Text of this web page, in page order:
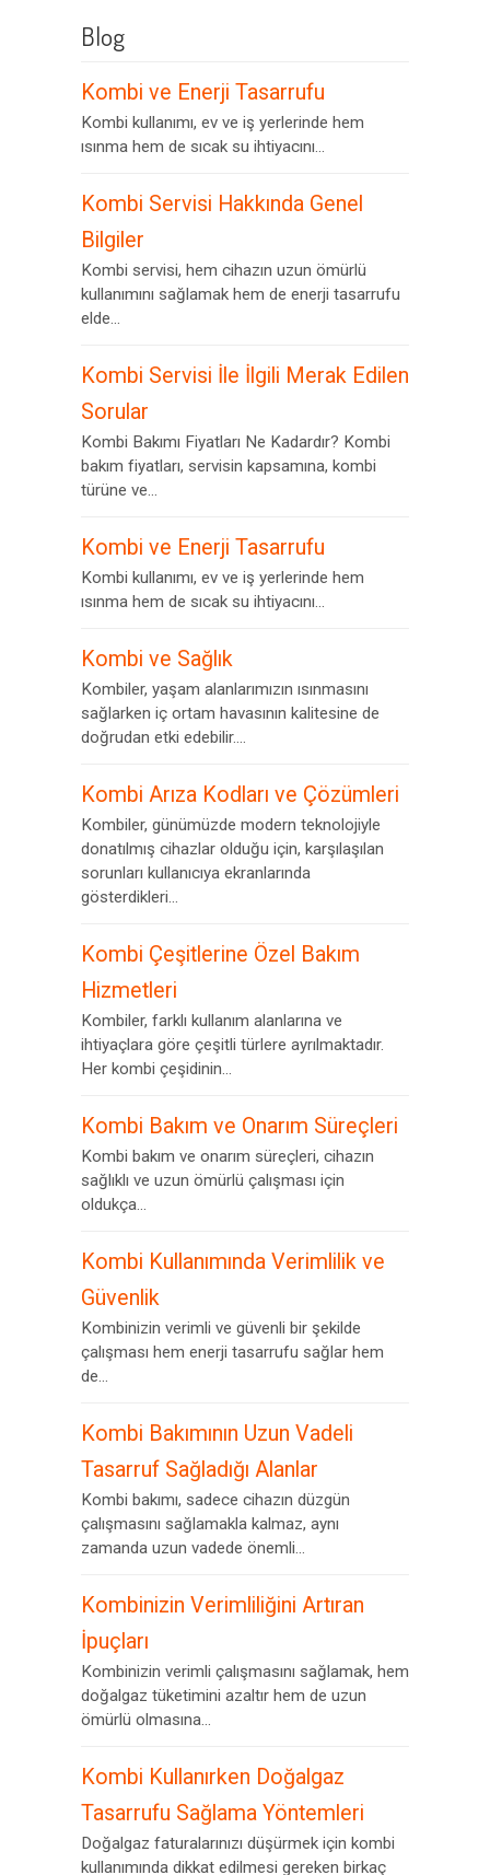
Blog
Kombi ve Enerji Tasarrufu
Kombi kullanımı, ev ve iş yerlerinde hem
ısınma hem de sıcak su ihtiyacını...
Kombi Servisi Hakkında Genel
Bilgiler
Kombi servisi, hem cihazın uzun ömürlü
kullanımını sağlamak hem de enerji tasarrufu
elde...
Kombi Servisi İle İlgili Merak Edilen
Sorular
Kombi Bakımı Fiyatları Ne Kadardır? Kombi
bakım fiyatları, servisin kapsamına, kombi
türüne ve...
Kombi ve Enerji Tasarrufu
Kombi kullanımı, ev ve iş yerlerinde hem
ısınma hem de sıcak su ihtiyacını...
Kombi ve Sağlık
Kombiler, yaşam alanlarımızın ısınmasını
sağlarken iç ortam havasının kalitesine de
doğrudan etki edebilir....
Kombi Arıza Kodları ve Çözümleri
Kombiler, günümüzde modern teknolojiyle
donatılmış cihazlar olduğu için, karşılaşılan
sorunları kullanıcıya ekranlarında
gösterdikleri...
Kombi Çeşitlerine Özel Bakım
Hizmetleri
Kombiler, farklı kullanım alanlarına ve
ihtiyaçlara göre çeşitli türlere ayrılmaktadır.
Her kombi çeşidinin...
Kombi Bakım ve Onarım Süreçleri
Kombi bakım ve onarım süreçleri, cihazın
sağlıklı ve uzun ömürlü çalışması için
oldukça...
Kombi Kullanımında Verimlilik ve
Güvenlik
Kombinizin verimli ve güvenli bir şekilde
çalışması hem enerji tasarrufu sağlar hem
de...
Kombi Bakımının Uzun Vadeli
Tasarruf Sağladığı Alanlar
Kombi bakımı, sadece cihazın düzgün
çalışmasını sağlamakla kalmaz, aynı
zamanda uzun vadede önemli...
Kombinizin Verimliliğini Artıran
İpuçları
Kombinizin verimli çalışmasını sağlamak, hem
doğalgaz tüketimini azaltır hem de uzun
ömürlü olmasına...
Kombi Kullanırken Doğalgaz
Tasarrufu Sağlama Yöntemleri
Doğalgaz faturalarınızı düşürmek için kombi
kullanımında dikkat edilmesi gereken birkaç